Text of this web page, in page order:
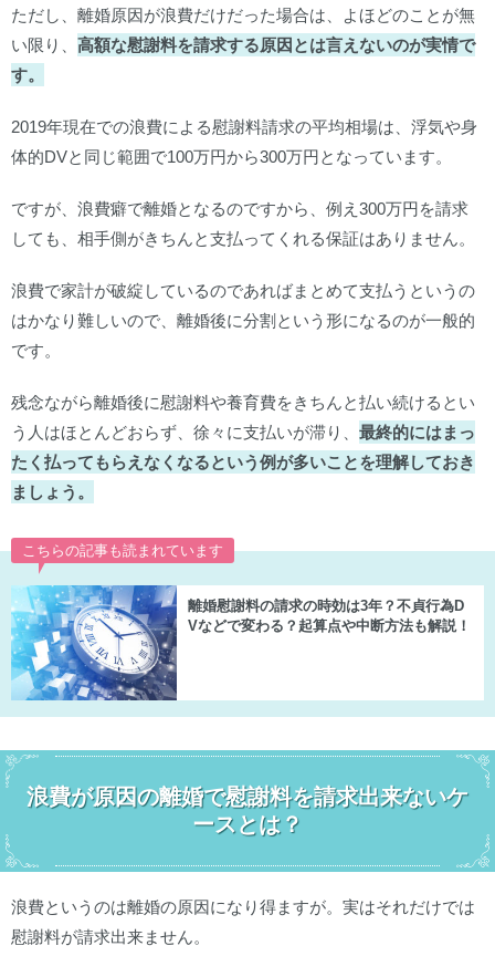
ただし、離婚原因が浪費だけだった場合は、よほどのことが無
い限り、 高額な慰謝料を請求する原因とは言えないのが実情で
す。
2019年現在での浪費による慰謝料請求の平均相場は、浮気や身
体的DVと同じ範囲で100万円から300万円となっています。
ですが、浪費癖で離婚となるのですから、例え300万円を請求
しても、相手側がきちんと支払ってくれる保証はありません。
浪費で家計が破綻しているのであればまとめて支払うというの
はかなり難しいので、離婚後に分割という形になるのが一般的
です。
残念ながら離婚後に慰謝料や養育費をきちんと払い続けるとい
う人はほとんどおらず、徐々に支払いが滞り、 最終的にはまっ
たく払ってもらえなくなるという例が多いことを理解しておき
ましょう。
こちらの記事も読まれています
離婚慰謝料の請求の時効は3年？不貞行為D
Vなどで変わる？起算点や中断方法も解説！
浪費が原因の離婚で慰謝料を請求出来ないケ
ースとは？
浪費というのは離婚の原因になり得ますが。実はそれだけでは
慰謝料が請求出来ません。